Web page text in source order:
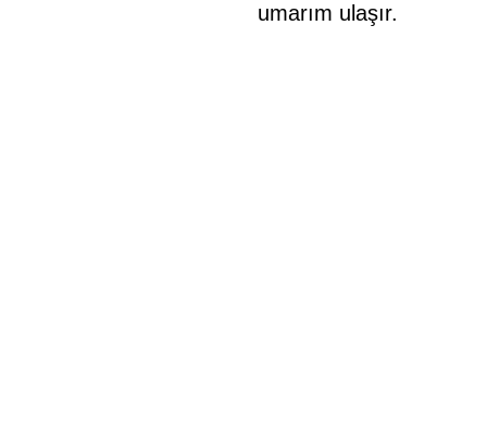
umarım ulaşır.